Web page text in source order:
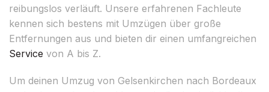
reibungslos verläuft. Unsere erfahrenen Fachleute
kennen sich bestens mit Umzügen über große
Entfernungen aus und bieten dir einen umfangreichen
Service von A bis Z.
Um deinen Umzug von Gelsenkirchen nach Bordeaux